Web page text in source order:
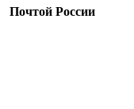
Почтой России